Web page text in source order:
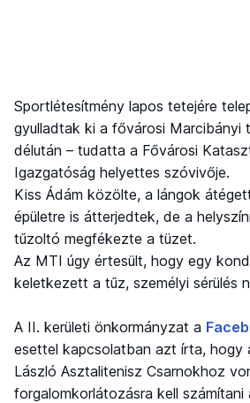
Sportlétesítmény lapos tetejére
gyulladtak ki a fővárosi Marcibányi
délután – tudatta a Fővárosi
Igazgatóság helyettes szóvivője.
Kiss Ádám közölte, a lángok
épületre is átterjedtek, de a
tűzoltó megfékezte a tüzet.
Az MTI úgy értesült, hogy egy
keletkezett a tűz, személyi sérülés
A II. kerületi önkormányzat a
esettel kapcsolatban azt írta, hogy
László Asztalitenisz Csarnokhoz
forgalomkorlátozásra kell